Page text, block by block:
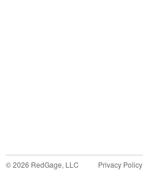
©2026 RedGage, LLC Privacy Policy